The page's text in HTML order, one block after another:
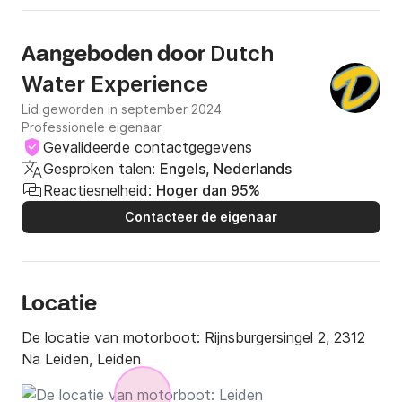
Aangeboden door Dutch
Water Experience
Lid geworden in september 2024
Professionele eigenaar
Gevalideerde contactgegevens
Gesproken talen: Engels, Nederlands
Reactiesnelheid: Hoger dan 95%
Contacteer de eigenaar
Locatie
De locatie van motorboot: Rijnsburgersingel 2, 2312
Na Leiden, Leiden